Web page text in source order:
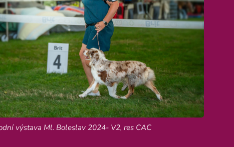
výstava Ml. Boleslav 2024- V2, res CAC